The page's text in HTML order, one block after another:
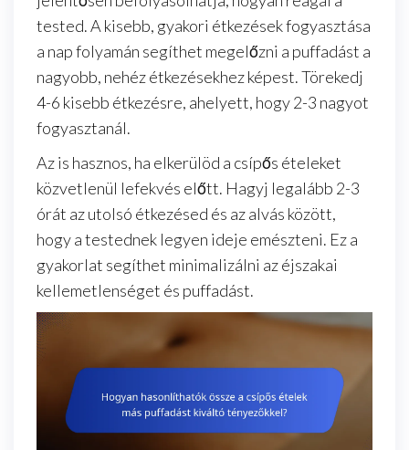
tested. A kisebb, gyakori étkezések fogyasztása
a nap folyamán segíthet megelőzni a puffadást a
nagyobb, nehéz étkezésekhez képest. Törekedj
4-6 kisebb étkezésre, ahelyett, hogy 2-3 nagyot
fogyasztanál.
Az is hasznos, ha elkerülöd a csípős ételeket
közvetlenül lefekvés előtt. Hagyj legalább 2-3
órát az utolsó étkezésed és az alvás között,
hogy a testednek legyen ideje emészteni. Ez a
gyakorlat segíthet minimalizálni az éjszakai
kellemetlenséget és puffadást.